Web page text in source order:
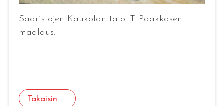
Saaristojen Kaukolan talo. T. Paakkasen
maalaus.
Takaisin